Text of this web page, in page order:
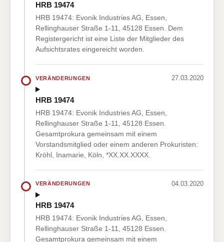
HRB 19474
HRB 19474: Evonik Industries AG, Essen,
Rellinghauser Straße 1-11, 45128 Essen. Dem
Registergericht ist eine Liste der Mitglieder des
Aufsichtsrates eingereicht worden.
VERÄNDERUNGEN 27.03.2020
HRB 19474
HRB 19474: Evonik Industries AG, Essen,
Rellinghauser Straße 1-11, 45128 Essen.
Gesamtprokura gemeinsam mit einem
Vorstandsmitglied oder einem anderen Prokuristen:
Kröhl, Inamarie, Köln, *XX.XX.XXXX.
VERÄNDERUNGEN 04.03.2020
HRB 19474
HRB 19474: Evonik Industries AG, Essen,
Rellinghauser Straße 1-11, 45128 Essen.
Gesamtprokura gemeinsam mit einem